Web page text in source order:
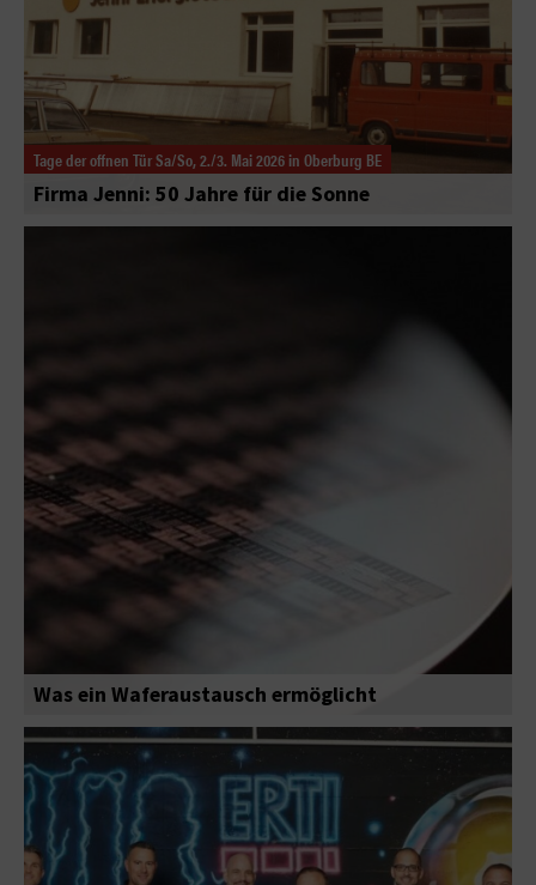
Tage der offnen Tür Sa/So, 2./3. Mai 2026 in Oberburg BE
Firma Jenni: 50 Jahre für die Sonne
Was ein Waferaustausch ermöglicht